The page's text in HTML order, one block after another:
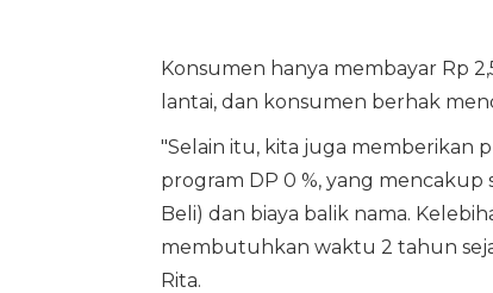
Konsumen hanya membayar Rp
lantai, dan konsumen berhak
"Selain itu, kita juga memberikan
program DP 0 %, yang mencakup
Beli) dan biaya balik nama.
membutuhkan waktu 2 tahun
Rita.